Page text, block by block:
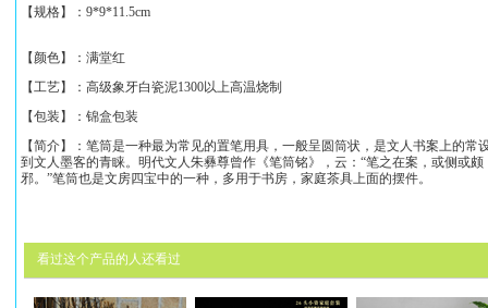
【规格】： 9*9*11.5cm
【颜色】：满堂红
【工艺】：高级象牙白瓷泥1300以上高温烧制
【包装】：锦盒包装
【简介】： 笔筒是一种最为常见的置笔用具，一般呈圆筒状，是文人书案上的
到文人墨客的青睐。明代文人朱彝尊曾作《笔筒铭》，云：“笔之在案，或侧或
邪。”笔筒也是文房四宝中的一种，多用于书房，家庭茶具上面的摆件。
看过这个产品的人还看过